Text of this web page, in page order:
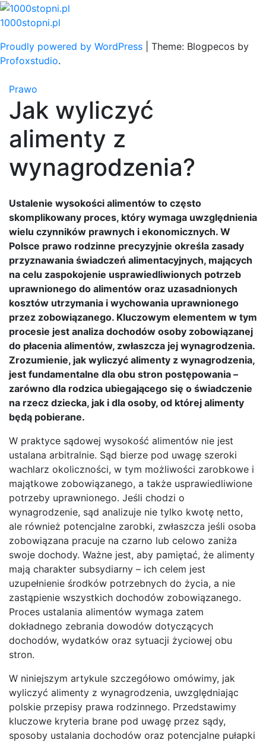
Skip
to
1000stopni.pl
Proudly powered by WordPress
Theme: Blogpecos by
Profoxstudio.
Prawo
Jak wyliczyć
alimenty z
wynagrodzenia?
Ustalenie wysokości alimentów to często
skomplikowany proces, który wymaga uwzględnienia
wielu czynników prawnych i ekonomicznych. W
Polsce prawo rodzinne precyzyjnie określa zasady
przyznawania świadczeń alimentacyjnych, mających
na celu zaspokojenie usprawiedliwionych potrzeb
uprawnionego do alimentów oraz uzasadnionych
kosztów utrzymania i wychowania uprawnionego
przez zobowiązanego. Kluczowym elementem w tym
procesie jest analiza dochodów osoby zobowiązanej
do płacenia alimentów, zwłaszcza jej wynagrodzenia.
Zrozumienie, jak wyliczyć alimenty z wynagrodzenia,
jest fundamentalne dla obu stron postępowania –
zarówno dla rodzica ubiegającego się o świadczenie
na rzecz dziecka, jak i dla osoby, od której alimenty
będą pobierane.
W praktyce sądowej wysokość alimentów nie jest
ustalana arbitralnie. Sąd bierze pod uwagę szeroki
wachlarz okoliczności, w tym możliwości zarobkowe i
majątkowe zobowiązanego, a także usprawiedliwione
potrzeby uprawnionego. Jeśli chodzi o
wynagrodzenie, sąd analizuje nie tylko kwotę netto,
ale również potencjalne zarobki, zwłaszcza jeśli osoba
zobowiązana pracuje na czarno lub celowo zaniża
swoje dochody. Ważne jest, aby pamiętać, że alimenty
mają charakter subsydiarny – ich celem jest
uzupełnienie środków potrzebnych do życia, a nie
zastąpienie wszystkich dochodów zobowiązanego.
Proces ustalania alimentów wymaga zatem
dokładnego zebrania dowodów dotyczących
dochodów, wydatków oraz sytuacji życiowej obu
stron.
W niniejszym artykule szczegółowo omówimy, jak
wyliczyć alimenty z wynagrodzenia, uwzględniając
polskie przepisy prawa rodzinnego. Przedstawimy
kluczowe kryteria brane pod uwagę przez sądy,
sposoby ustalania dochodów oraz potencjalne pułapki